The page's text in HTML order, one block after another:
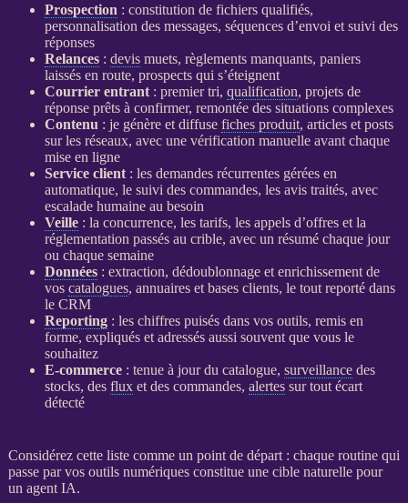
Prospection : constitution de fichiers qualifiés,
personnalisation des messages, séquences d’envoi et suivi des
réponses
Relances: devismuets, règlements manquants, paniers
laissés en route, prospectsqui s’éteignent
Courrier entrant: premier tri, qualification, projets de
réponse prêts à confirmer, remontée des situations complexes
Contenu : je génère et diffuse fiches produit, articles et posts
sur les réseaux, avec une vérification manuelle avant chaque
mise en ligne
Service client: les demandes récurrentes gérées en
automatique, le suivi des commandes, les avis traités, avec
escalade humaine au besoin
Veille: la concurrence, les tarifs, les appels d’offres et la
réglementation passés au crible, avec un résumé chaque jour
ou chaque semaine
Données: extraction, dédoublonnage et enrichissement de
vos catalogues, annuaires et bases clients, le tout reporté dans
le CRM
Reporting: les chiffres puisés dans vos outils, remis en
forme, expliqués et adressés aussi souvent que vous le
souhaitez
E-commerce: tenue à jour du catalogue, surveillancedes
stocks, des fluxet des commandes, alertessur tout écart
détecté
Considérez cette liste comme un point de départ : chaque routine qui
passe par vos outils numériques constitue une cible naturelle pour
un agent IA.